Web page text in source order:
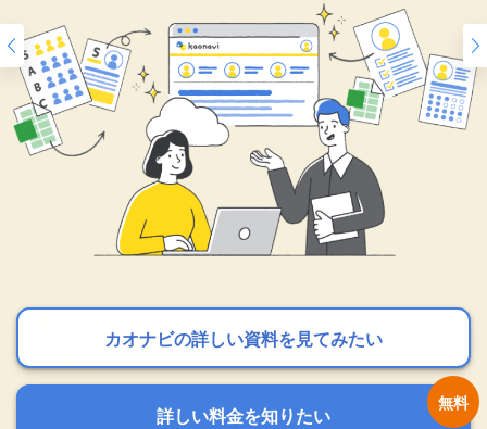
カオナビの詳しい資料を見てみたい
詳しい料金を知りたい
カオナビの詳しい資料を見てみたい
詳しい料金を知りたい
カオナビの詳しい資料を見てみたい
詳しい料金を知りたい